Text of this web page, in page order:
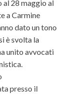
al 28 maggio al
a Carmine
dato un tono
è svolta la
unito avvocati
presso il